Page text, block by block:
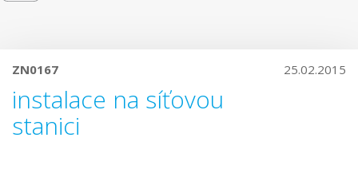
ZN0167
instalace na síťovou
stanici
25.02.2015